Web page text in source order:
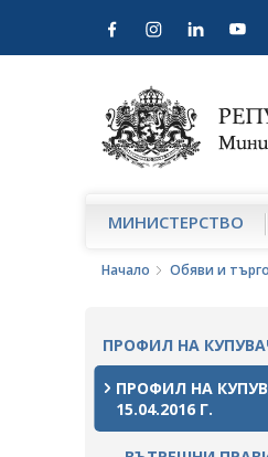
МИНИСТЕРСТВО
Начало Обяви и
ПРОФИЛ НА
ВЪТРЕШНИ
ДОКУМЕНТИ
ПРОЦЕДУРИ
ПРОФИЛ НА
15.04.2016 Г.